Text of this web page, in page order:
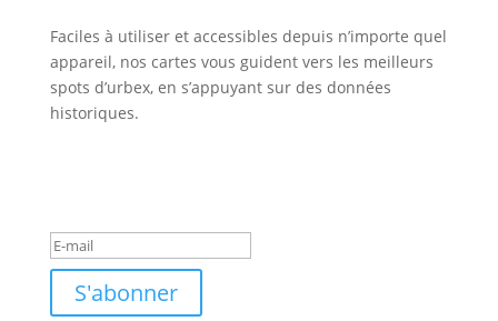
Faciles à utiliser et accessibles depuis n’importe quel
appareil, nos cartes vous guident vers les meilleurs
spots d’urbex, en s’appuyant sur des données
historiques.
S'abonner